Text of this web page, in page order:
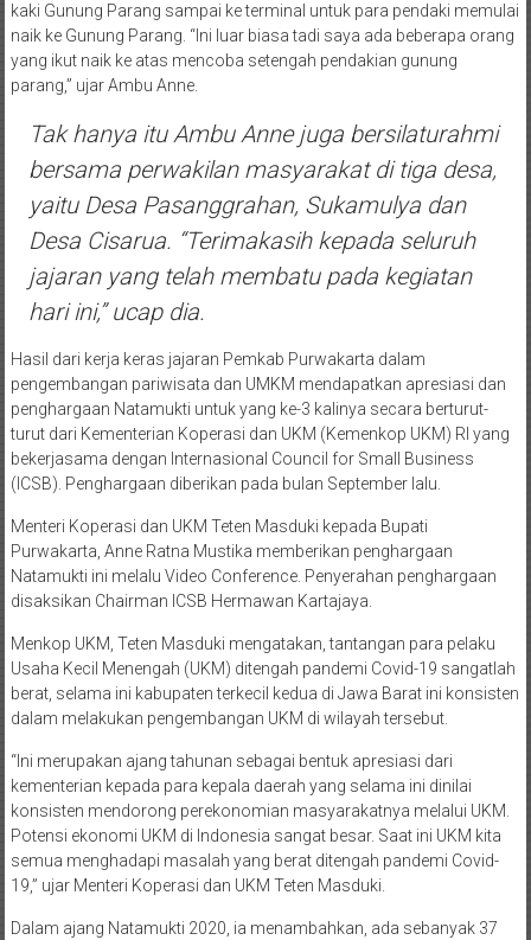
kaki Gunung Parang sampai ke terminal untuk para pendaki memulai
naik ke Gunung Parang. “Ini luar biasa tadi saya ada beberapa orang
yang ikut naik ke atas mencoba setengah pendakian gunung
parang,” ujar Ambu Anne.
Tak hanya itu Ambu Anne juga bersilaturahmi
bersama perwakilan masyarakat di tiga desa,
yaitu Desa Pasanggrahan, Sukamulya dan
Desa Cisarua. “Terimakasih kepada seluruh
jajaran yang telah membatu pada kegiatan
hari ini,” ucap dia.
Hasil dari kerja keras jajaran Pemkab Purwakarta dalam
pengembangan pariwisata dan UMKM mendapatkan apresiasi dan
penghargaan Natamukti untuk yang ke-3 kalinya secara berturut-
turut dari Kementerian Koperasi dan UKM (Kemenkop UKM) RI yang
bekerjasama dengan Internasional Council for Small Business
(ICSB). Penghargaan diberikan pada bulan September lalu.
Menteri Koperasi dan UKM Teten Masduki kepada Bupati
Purwakarta, Anne Ratna Mustika memberikan penghargaan
Natamukti ini melalu Video Conference. Penyerahan penghargaan
disaksikan Chairman ICSB Hermawan Kartajaya.
Menkop UKM, Teten Masduki mengatakan, tantangan para pelaku
Usaha Kecil Menengah (UKM) ditengah pandemi Covid-19 sangatlah
berat, selama ini kabupaten terkecil kedua di Jawa Barat ini konsisten
dalam melakukan pengembangan UKM di wilayah tersebut.
“Ini merupakan ajang tahunan sebagai bentuk apresiasi dari
kementerian kepada para kepala daerah yang selama ini dinilai
konsisten mendorong perekonomian masyarakatnya melalui UKM.
Potensi ekonomi UKM di Indonesia sangat besar. Saat ini UKM kita
semua menghadapi masalah yang berat ditengah pandemi Covid-
19,” ujar Menteri Koperasi dan UKM Teten Masduki.
Dalam ajang Natamukti 2020, ia menambahkan, ada sebanyak 37